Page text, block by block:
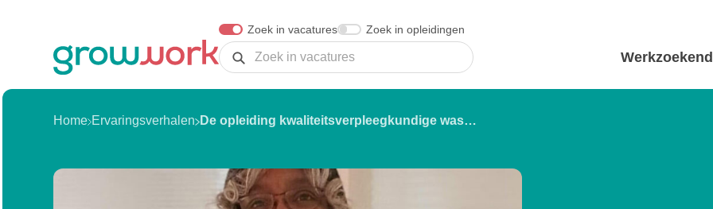
Zoeken
Zoek in vacatures Zoek in opleidingen
Home Ervaringsverhalen De opleiding kwaliteitsverpleegkundige was voor mij echt een omslag